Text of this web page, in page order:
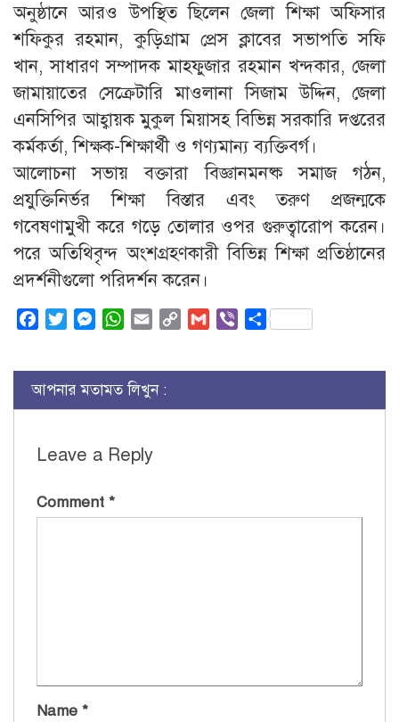
অনুষ্ঠানে আরও উপস্থিত ছিলেন জেলা শিক্ষা অফিসার
শফিকুর রহমান, কুড়িগ্রাম প্রেস ক্লাবের সভাপতি সফি
খান, সাধারণ সম্পাদক মাহফুজার রহমান খন্দকার, জেলা
জামায়াতের সেক্রেটারি মাওলানা সিজাম উদ্দিন, জেলা
এনসিপির আহ্বায়ক মুকুল মিয়াসহ বিভিন্ন সরকারি দপ্তরের
কর্মকর্তা, শিক্ষক-শিক্ষার্থী ও গণ্যমান্য ব্যক্তিবর্গ।
আলোচনা সভায় বক্তারা বিজ্ঞানমনষ্ক সমাজ গঠন,
প্রযুক্তিনির্ভর শিক্ষা বিস্তার এবং তরুণ প্রজন্মকে
গবেষণামুখী করে গড়ে তোলার ওপর গুরুত্বারোপ করেন।
পরে অতিথিবৃন্দ অংশগ্রহণকারী বিভিন্ন শিক্ষা প্রতিষ্ঠানের
প্রদর্শনীগুলো পরিদর্শন করেন।
FacebookTwitterMessenger
WhatsApp
Email
Copy
Gmail ViberShare
আপনার মতামত লিখুন :
Leave a Reply
Comment *
Name *